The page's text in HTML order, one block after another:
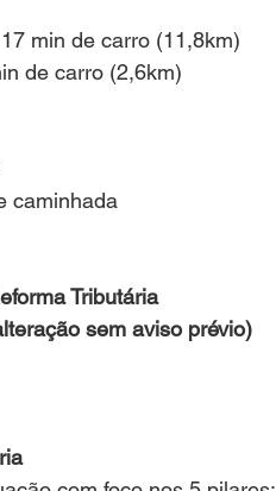
min de carro (11,8km)
de carro (2,6km)
caminhada
Tributária
sem aviso prévio)